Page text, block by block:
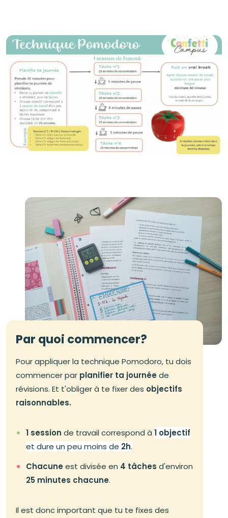
Par quoi commencer?
Pour appliquer la technique Pomodoro, tu dois
commencer par planifier ta journéede
révisions. Et t'obliger à te fixer des objectifs
raisonnables.
1 sessionde travail correspond à1 objectif
et dure un peu moins de 2h.
Chacuneest divisée en 4 tâches d'environ
25 minutes chacune.
Il est donc important que tu te fixes des